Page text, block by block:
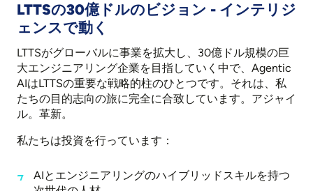
LTTSの30億ドルのビジョン - インテリジ
ェンスで動く
LTTSがグローバルに事業を拡大し、30億ドル規模の巨
大エンジニアリング企業を目指していく中で、Agentic
AIはLTTSの重要な戦略的柱のひとつです。それは、私
たちの目的志向の旅に完全に合致しています。アジャイ
ル。革新。
私たちは投資を行っています：
AIとエンジニアリングのハイブリッドスキルを持つ